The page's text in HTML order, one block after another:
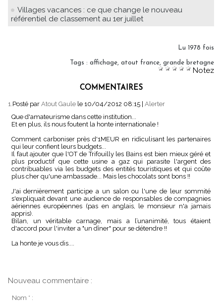
Villages vacances : ce que change le nouveau
référentiel de classement au 1er juillet
Lu 1978 fois
Tags : affichage atout france grande bretagne
Notez
COMMENTAIRES
1. Posté par Atout Gaule le 10/04/2012 08:15 | Alerter
Que d'amateurisme dans cette institution...
Et en plus, ils nous foutent la honte internationale !
Comment carboniser près d'1MEUR en ridiculisant les partenaires
qui leur confient leurs budgets...
Il faut ajouter que l'OT de Trifouilly les Bains est bien mieux géré et
plus productif que cette usine a gaz qui parasite l'argent des
contribuables via les budgets des entités touristiques et qui coûte
plus cher qu'une ambassade... Mais les chocolats sont bons !!
J'ai dernièrement participe a un salon ou l'une de leur sommité
s'expliquait devant une audience de responsables de compagnies
aériennes européennes (pas en anglais, le monsieur n'a jamais
appris).
Bilan, un véritable carnage, mais a l’unanimité, tous étaient
d'accord pour l'inviter a "un dîner" pour se détendre !!
La honte je vous dis....
Nouveau commentaire :
Nom * :